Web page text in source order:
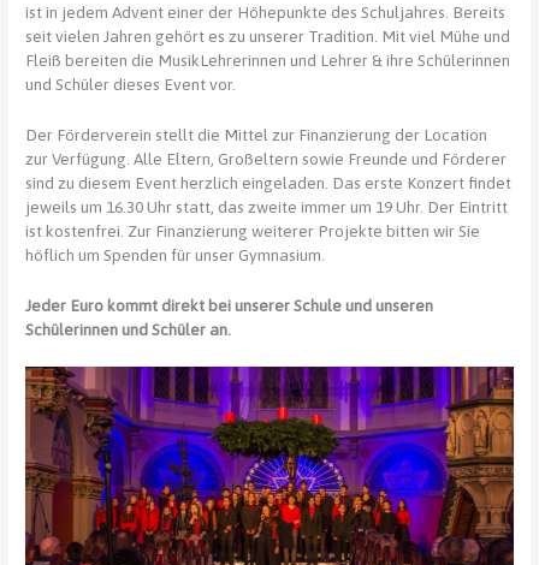
ist in jedem Advent einer der Höhepunkte des Schuljahres. Bereits
seit vielen Jahren gehört es zu unserer Tradition. Mit viel Mühe und
Fleiß bereiten die MusikLehrerinnen und Lehrer & ihre Schülerinnen
und Schüler dieses Event vor.
Der Förderverein stellt die Mittel zur Finanzierung der Location
zur Verfügung. Alle Eltern, Großeltern sowie Freunde und Förderer
sind zu diesem Event herzlich eingeladen. Das erste Konzert findet
jeweils um 16.30 Uhr statt, das zweite immer um 19 Uhr. Der Eintritt
ist kostenfrei. Zur Finanzierung weiterer Projekte bitten wir Sie
höflich um Spenden für unser Gymnasium.
Jeder Euro kommt direkt bei unserer Schule und unseren
Schülerinnen und Schüler an.